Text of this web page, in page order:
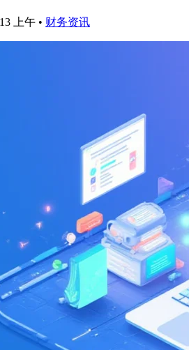
上午 • 财务资讯